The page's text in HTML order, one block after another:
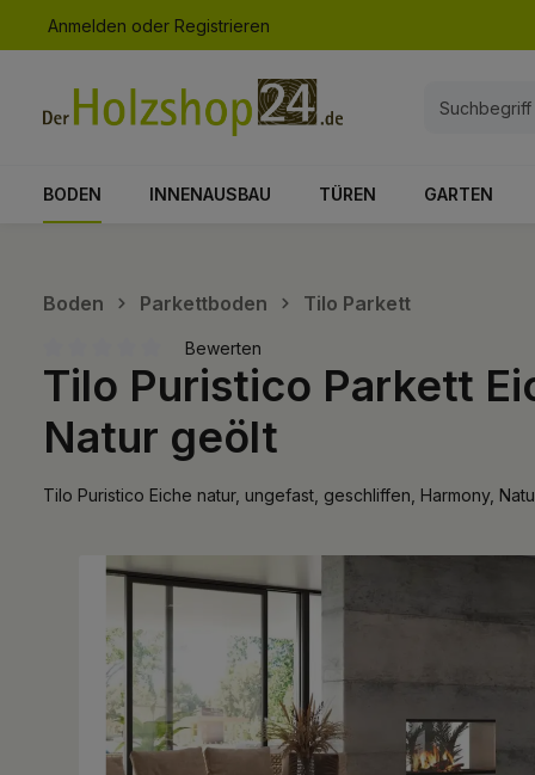
Zur Hauptnavigation springen
Anmelden oder Registrieren
BODEN INNENAUSBAU TÜREN GARTEN
Boden Parkettboden Tilo Parkett
Durchschnittliche Bewertung von 0 von 5 Sternen
Bewerten
Tilo Puristico Parkett
Natur geölt
Tilo Puristico Eiche natur, ungefast, geschliffen, Harmony,
Bildergalerie überspringen